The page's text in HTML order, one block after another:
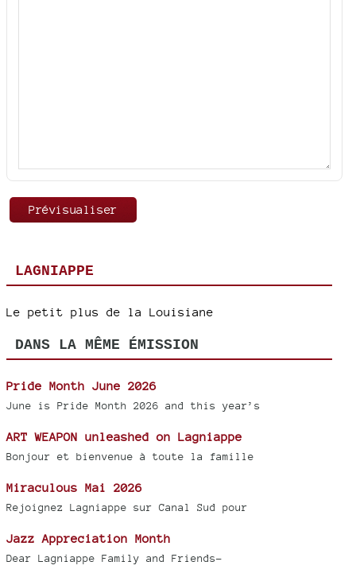
LAGNIAPPE
Le petit plus de la Louisiane
DANS LA MÊME ÉMISSION
Pride Month June 2026
June is Pride Month 2026 and this year’s
ART WEAPON unleashed on Lagniappe
Bonjour et bienvenue à toute la famille
Miraculous Mai 2026
Rejoignez Lagniappe sur Canal Sud pour
Jazz Appreciation Month
Dear Lagniappe Family and Friends-